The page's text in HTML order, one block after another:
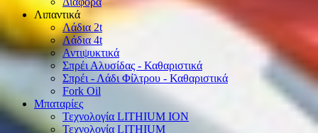
Λιπαντικά
Λάδια 2t
Λάδια 4t
Αντιψυκτικά
Σπρέι Αλυσίδας - Καθαριστικά
Σπρέι - Λάδι Φίλτρου - Καθαριστικά
Fork Oil
Μπαταρίες
Τεχνολογία LITHIUM ION
Τεχνολογία LITHIUM